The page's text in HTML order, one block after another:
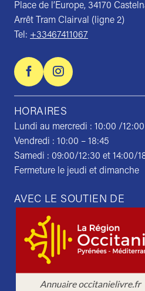
Place de l’Europe, 34170
Arrêt Tram Clairval (ligne 2)
Tel: +33467411067
HORAIRES
Lundi au mercredi : 10:00 /
Vendredi : 10:00 – 18:45
Samedi : 09:00/12:30 et 14:00/
Fermeture le jeudi et dimanche
AVEC LE SOUTIEN DE